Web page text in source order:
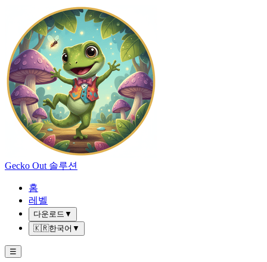
Gecko Out 솔루션
홈
레벨
다운로드 ▼
🇰🇷한국어 ▼
☰